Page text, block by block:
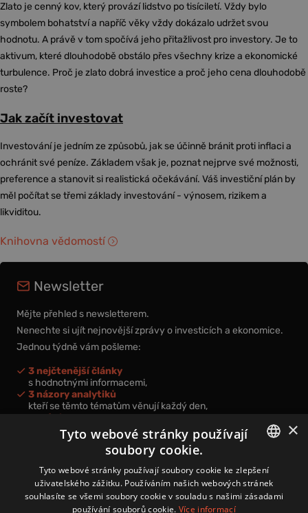
Zlato je cenný kov, který provází lidstvo po tisíciletí. Vždy bylo
symbolem bohatství a napříč věky vždy dokázalo udržet svou
hodnotu. A právě v tom spočívá jeho přitažlivost pro investory. Je to
aktivum, které dlouhodobě obstálo přes všechny krize a ekonomické
turbulence. Proč je zlato dobrá investice a proč jeho cena dlouhodobě
roste?
Jak začít investovat
Investování je jedním ze způsobů, jak se účinně bránit proti inflaci a
ochránit své peníze. Základem však je, poznat nejprve své možnosti,
preference a stanovit si realistická očekávání. Váš investiční plán by
měl počítat se třemi základy investování - výnosem, rizikem a
likviditou.
Knihovna vědomostí
Newsletter
Mějte přehled s newsletterem.
Nenechte si ujít nejnovější zprávy o investicích a ekonomice.
Jednou týdně vám pošleme:
3 nejčtenější články
s hodnotnými informacemi,
3 názory analytiků
kteří se těmto tématům věnují každý den,
nová videa a podcasty
k prohloubení vašich znalostí.
Přihlášením k newsletteru vyjadřujete svůj souhlas spodmínkami
zpracování osobních údajů.
CZECH
×
Tyto webové stránky používají
soubory cookie.
Tyto webové stránky používají soubory cookie ke zlepšení
uživatelského zážitku. Používáním našich webových stránek
souhlasíte se všemi soubory cookie v souladu s našimi zásadami
používání souborů cookie. Více informací